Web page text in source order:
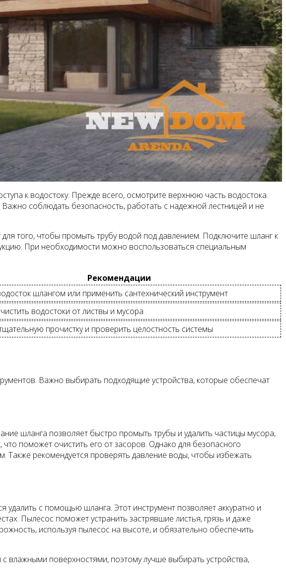
к водостоку. Прежде всего, осмотрите верхнюю часть водостока.
соблюдать безопасность, работать с надежной лестницей и не
того, чтобы промыть трубу водой под давлением. Подключите шланг к
При необходимости можно воспользоваться специальным
Рекомендации
шлангом или применить сантехнический инструмент
водостоки от листвы и мусора
прочистку и проверить целостность системы
Важно выбирать подходящие устройства, которые обеспечат
шланга позволяет быстро промыть трубы и удалить частицы мусора,
поможет очистить его от засоров. Однако для безопасного
Также рекомендуется проверять давление воды, чтобы избежать
удалить с помощью шланга. Этот инструмент позволяет аккуратно и
Пылесос поможет устранить застрявшие листья, грязь и даже
используя пылесос на высоте, и обязательно обеспечить
влажными поверхностями, поэтому лучше выбирать устройства,